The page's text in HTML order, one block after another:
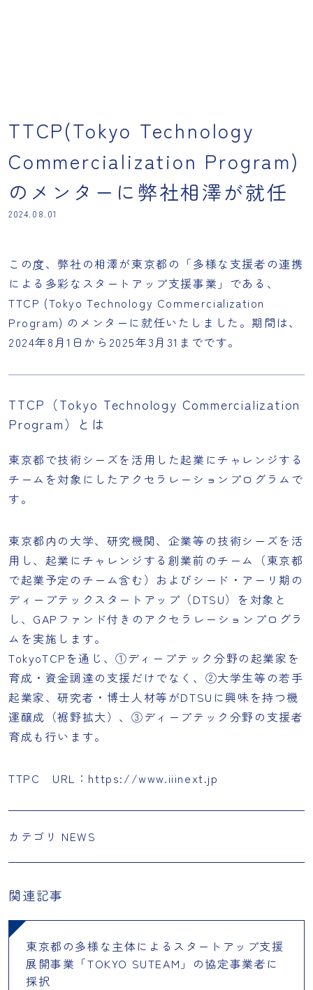
TTCP(Tokyo Technology
Commercialization Program)
のメンターに弊社相澤が就任
2024.08.01
この度、弊社の相澤が東京都の「多様な支援者の連携
による多彩なスタートアップ支援事業」である、
TTCP (Tokyo Technology Commercialization
Program) のメンターに就任いたしました。期間は、
2024年8月1日から2025年3月31までです。
TTCP（Tokyo Technology Commercialization
Program）とは
東京都で技術シーズを活用した起業にチャレンジする
チームを対象にしたアクセラレーションプログラムで
す。
東京都内の大学、研究機関、企業等の技術シーズを活
用し、起業にチャレンジする創業前のチーム（東京都
で起業予定のチーム含む）およびシード・アーリ期の
ディープテックスタートアップ（DTSU）を対象と
し、GAPファンド付きのアクセラレーションプログラ
ムを実施します。
TokyoTCPを通じ、①ディープテック分野の起業家を
育成・資金調達の支援だけでなく、②大学生等の若手
起業家、研究者・博士人材等がDTSUに興味を持つ機
運醸成（裾野拡大）、③ディープテック分野の支援者
育成も行います。
TTPC URL： https://www.iiinext.jp
カテゴリ NEWS
関連記事
東京都の多様な主体によるスタートアップ支援
展開事業「TOKYO SUTEAM」の協定事業者に
採択